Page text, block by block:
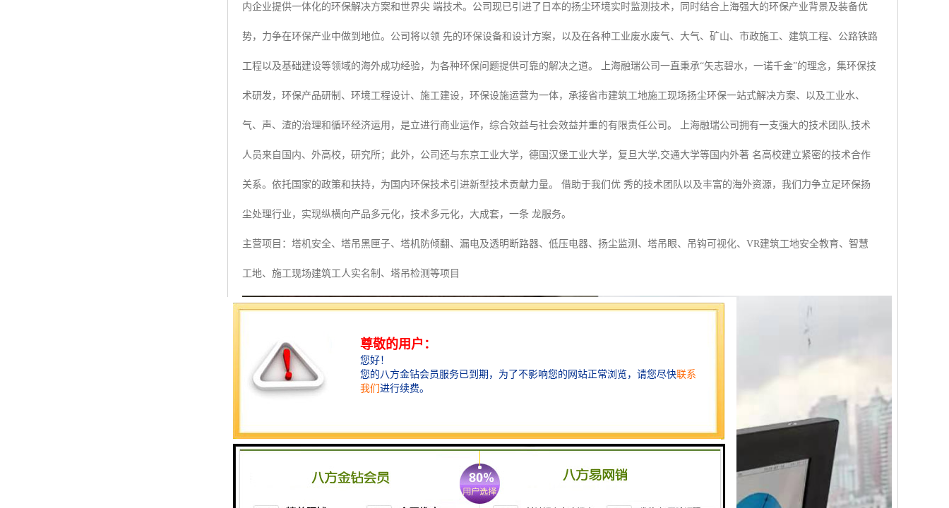
内企业提供一体化的环保解决方案和世界尖 端技术。公司现已引进了日本的扬尘环境实时监测技术，同时结合上海强大的环保产业背景及装备优
势，力争在环保产业中做到地位。公司将以领 先的环保设备和设计方案，以及在各种工业废水废气、大气、矿山、市政施工、建筑工程、公路铁路
工程以及基础建设等领域的海外成功经验，为各种环保问题提供可靠的解决之道。 上海融瑞公司一直秉承“矢志碧水，一诺千金”的理念，集环保技
术研发，环保产品研制、环境工程设计、施工建设，环保设施运营为一体，承接省市建筑工地施工现场扬尘环保一站式解决方案、以及工业水、
气、声、渣的治理和循环经济运用，是立进行商业运作，综合效益与社会效益并重的有限责任公司。 上海融瑞公司拥有一支强大的技术团队,技术
人员来自国内、外高校，研究所；此外，公司还与东京工业大学，德国汉堡工业大学，复旦大学,交通大学等国内外著 名高校建立紧密的技术合作
关系。依托国家的政策和扶持，为国内环保技术引进新型技术贡献力量。 借助于我们优 秀的技术团队以及丰富的海外资源，我们力争立足环保扬
尘处理行业，实现纵横向产品多元化，技术多元化，大成套，一条 龙服务。
主营项目：塔机安全、塔吊黑匣子、塔机防倾翻、漏电及透明断路器、低压电器、扬尘监测、塔吊眼、吊钩可视化、VR建筑工地安全教育、智慧
工地、施工现场建筑工人实名制、塔吊检测等项目